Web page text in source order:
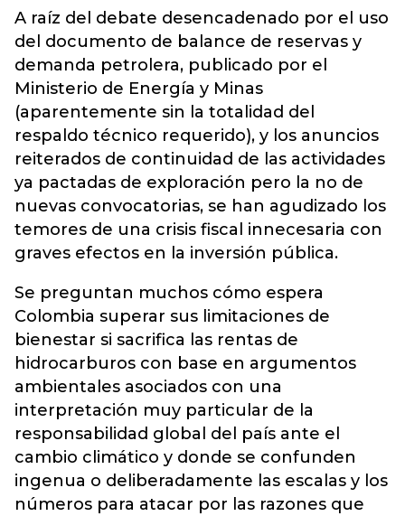
A raíz del debate desencadenado por el uso
del documento de balance de reservas y
demanda petrolera, publicado por el
Ministerio de Energía y Minas
(aparentemente sin la totalidad del
respaldo técnico requerido), y los anuncios
reiterados de continuidad de las actividades
ya pactadas de exploración pero la no de
nuevas convocatorias, se han agudizado los
temores de una crisis fiscal innecesaria con
graves efectos en la inversión pública.
Se preguntan muchos cómo espera
Colombia superar sus limitaciones de
bienestar si sacrifica las rentas de
hidrocarburos con base en argumentos
ambientales asociados con una
interpretación muy particular de la
responsabilidad global del país ante el
cambio climático y donde se confunden
ingenua o deliberadamente las escalas y los
números para atacar por las razones que